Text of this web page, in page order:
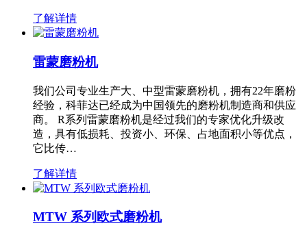
了解详情
雷蒙磨粉机
我们公司专业生产大、中型雷蒙磨粉机，拥有22年磨粉
经验，科菲达已经成为中国领先的磨粉机制造商和供应
商。 R系列雷蒙磨粉机是经过我们的专家优化升级改
造，具有低损耗、投资小、环保、占地面积小等优点，
它比传…
了解详情
MTW 系列欧式磨粉机